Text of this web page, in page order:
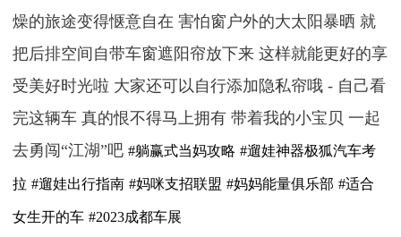
燥的旅途变得惬意自在 害怕窗户外的大太阳暴晒 就
把后排空间自带车窗遮阳帘放下来 这样就能更好的享
受美好时光啦 大家还可以自行添加隐私帘哦 - 自己看
完这辆车 真的恨不得马上拥有 带着我的小宝贝 一起
去勇闯“江湖”吧#躺赢式当妈攻略 #遛娃神器极狐汽车考
拉 #遛娃出行指南 #妈咪支招联盟 #妈妈能量俱乐部 #适合
女生开的车 #2023成都车展